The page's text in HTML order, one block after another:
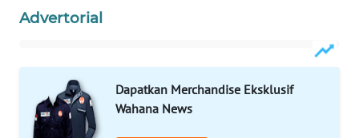
Advertorial
Dapatkan Merchandise Eksklusif
Wahana News
Network
LISTRIK
MASYARAKAT
KELISTRIKAN